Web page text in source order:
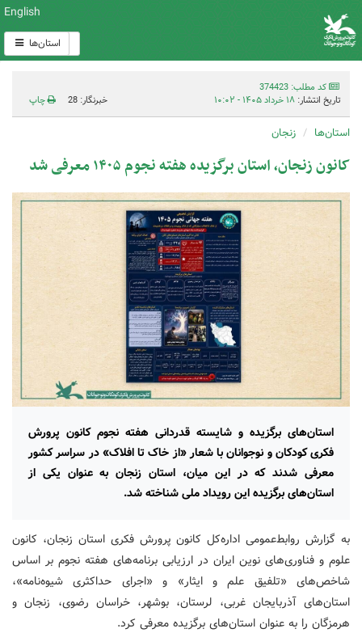
English
استان‌ها
کد مطلب: 374423
تاریخ انتشار: ۱۸ خرداد ۱۴۰۵ - ۱۰:۰۲ خبرنگار: 28 چاپ
استان‌ها زنجان
کانون زنجان، استان‌ برگزیده هفته نجوم ۱۴۰۵ معرفی شد
استان‌های برگزیده و شایسته قدردانی هفته نجوم کانون پرورش
فکری کودکان و نوجوانان با شعار «از خاک تا افلاک» در سراسر کشور
معرفی شدند که در این میان، استان زنجان به عنوان یکی از
استان‌های برگزیده این رویداد ملی شناخته شد.
به گزارش روابط‌عمومی اداره‌کل کانون پرورش فکری استان زنجان، کانون
علوم و فناوری‌های نوین ایران در ارزیابی برنامه‌های هفته نجوم بر اساس
شاخص‌های «تلفیق علم و ایثار» و «اجرای حداکثری شیوه‌نامه»،
استان‌های آذربایجان غربی، لرستان، بوشهر، خراسان رضوی، زنجان و
هرمزگان را به عنوان استان‌های برگزیده معرفی کرد.